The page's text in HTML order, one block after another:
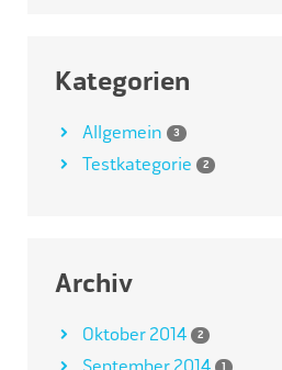
Kategorien
Allgemein 3
Testkategorie 2
Archiv
Oktober 2014 2
1